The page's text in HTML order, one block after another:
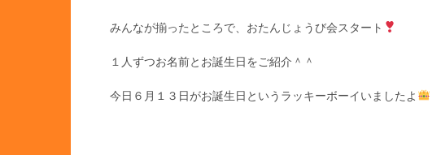
みんなが揃ったところで、おたんじょうび会スタート
１人ずつお名前とお誕生日をご紹介＾＾
今日６月１３日がお誕生日というラッキーボーイいましたよ